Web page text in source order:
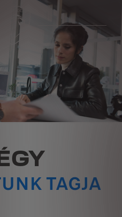
TAGJA